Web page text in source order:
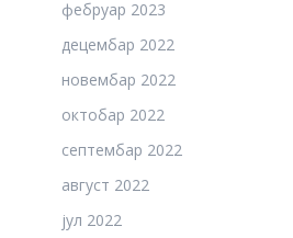
фебруар 2023
децембар 2022
новембар 2022
октобар 2022
септембар 2022
август 2022
јул 2022